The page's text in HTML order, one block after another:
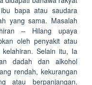
bapa atau saudara
yang sama. Masalah
– Hilang upaya
oleh penyakit atau
Selain itu, Ia
dadah dan alkohol
rendah, kekurangan
atau berpanjangan.